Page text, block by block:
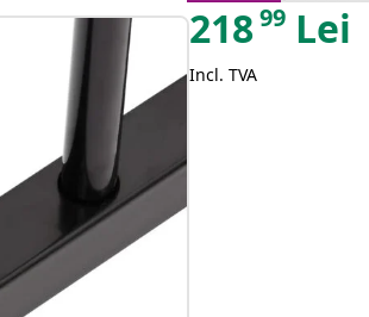
21899 Lei
Incl. TVA